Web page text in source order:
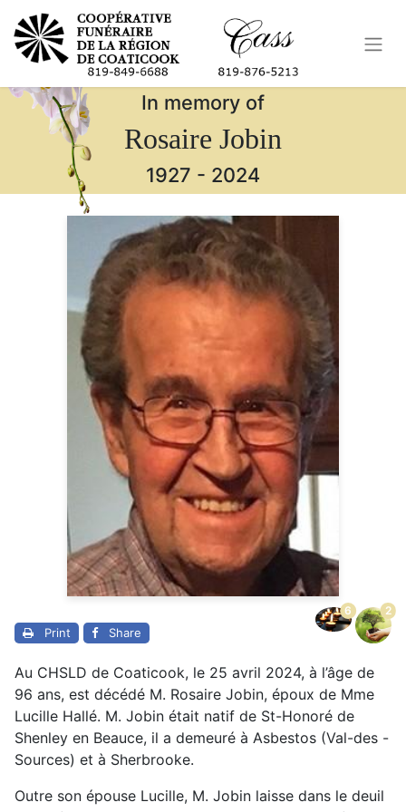
In memory of
Rosaire Jobin
1927 - 2024
Print Share
6 2
Au CHSLD de Coaticook, le 25 avril 2024, à l’âge de
96 ans, est décédé M. Rosaire Jobin, époux de Mme
Lucille Hallé. M. Jobin était natif de St-Honoré de
Shenley en Beauce, il a demeuré à Asbestos (Val-des -
Sources) et à Sherbrooke.
Outre son épouse Lucille, M. Jobin laisse dans le deuil